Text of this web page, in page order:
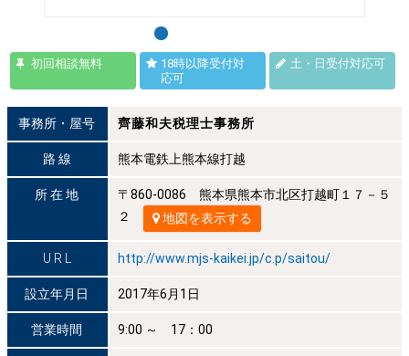
初回相談無料
18時以降受付対
応可
土・日受付対応可
事務所・屋号 齊藤和夫税理士事務所
路 線 熊本電鉄上熊本線打越
所 在 地
〒860-0086 熊本県熊本市北区打越町１７－５
２
地図を表示する
U R L http://www.mjs-kaikei.jp/c.p/saitou/
設立年月日 2017年6月1日
営業時間 9:00 ～ 17：00